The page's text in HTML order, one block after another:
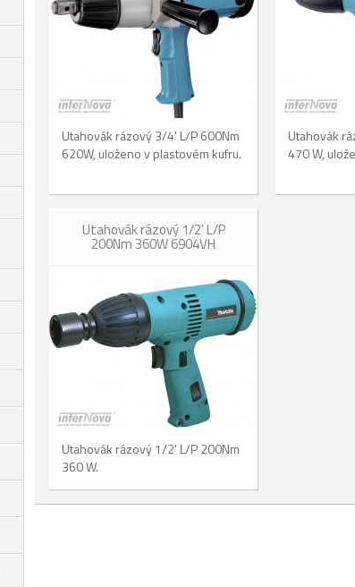
Utahovák rázový 3/4' L/P 600Nm
620W, uloženo v plastovém kufru.
Utahovák
470 W,
Utahovák rázový 1/2' L/P
200Nm 360W 6904VH
Utahovák rázový 1/2' L/P 200Nm
360 W.